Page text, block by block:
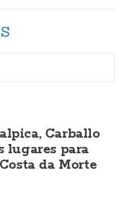
Carballo
lugares para
da Morte